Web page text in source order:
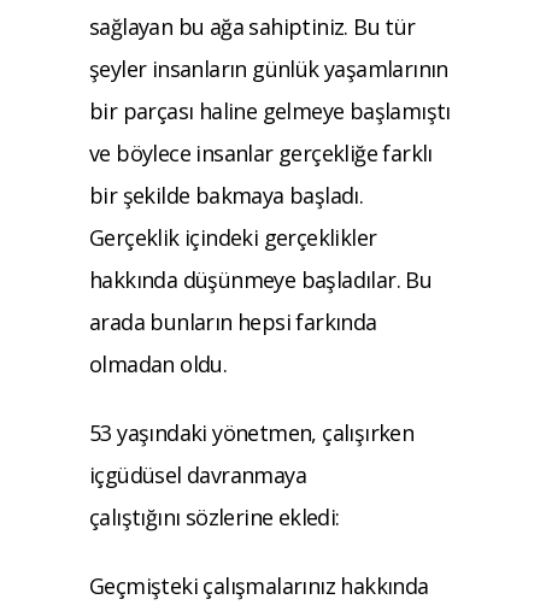
sağlayan bu ağa sahiptiniz. Bu tür
şeyler insanların günlük yaşamlarının
bir parçası haline gelmeye başlamıştı
ve böylece insanlar gerçekliğe farklı
bir şekilde bakmaya başladı.
Gerçeklik içindeki gerçeklikler
hakkında düşünmeye başladılar. Bu
arada bunların hepsi farkında
olmadan oldu.
53 yaşındaki yönetmen, çalışırken
içgüdüsel davranmaya
çalıştığını sözlerine ekledi:
Geçmişteki çalışmalarınız hakkında